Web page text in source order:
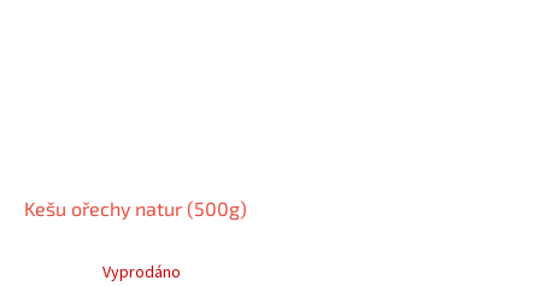
Kešu ořechy natur (500g)
Vyprodáno